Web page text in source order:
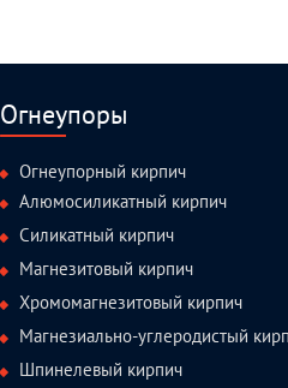
Огнеупоры
Огнеупорный кирпич
Алюмосиликатный кирпич
Силикатный кирпич
Магнезитовый кирпич
Хромомагнезитовый кирпич
Магнезиально-углеродистый
Шпинелевый кирпич